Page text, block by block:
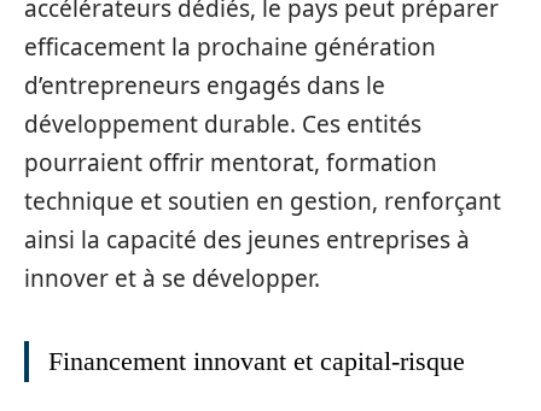
accélérateurs dédiés, le pays peut préparer
efficacement la prochaine génération
d’entrepreneurs engagés dans le
développement durable. Ces entités
pourraient offrir mentorat, formation
technique et soutien en gestion, renforçant
ainsi la capacité des jeunes entreprises à
innover et à se développer.
Financement innovant et capital-risque